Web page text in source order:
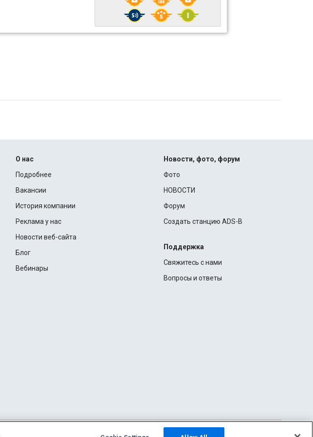
О нас
Подробнее
Вакансии
История компании
Реклама у нас
Новости веб-сайта
Блог
Вебинары
Новости, фото, форум
Фото
НОВОСТИ
Форум
Создать станцию ADS-B
Поддержка
Свяжитесь с нами
Вопросы и ответы